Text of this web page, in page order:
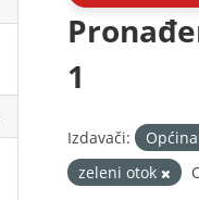
1
Izdavači:
zeleni otok